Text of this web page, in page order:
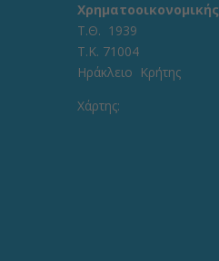
Χρηματοοικονομικής
Τ.Θ. 1939
Τ.Κ. 71004
Ηράκλειο Κρήτης
Χάρτης: